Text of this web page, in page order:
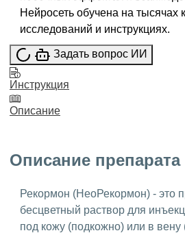
Нейросеть обучена на тысячах
исследований и инструкциях.
Задать вопрос ИИ
Инструкция
Описание
Описание препарата
Рекормон (НеоРекормон) - это
бесцветный раствор для
под кожу (подкожно) или в